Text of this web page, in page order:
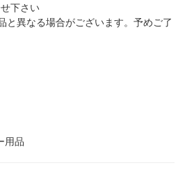
下さい
と異なる場合がございます。予めご了
用品